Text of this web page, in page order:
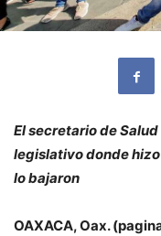
El secretario de
legislativo donde
lo bajaron
OAXACA, Oax.